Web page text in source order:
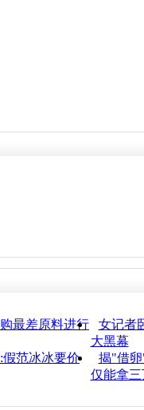
最差原料进行
女记者
大黑幕
范冰冰要价
揭"借
仅能拿三